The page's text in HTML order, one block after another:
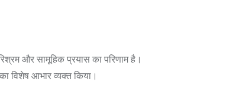
और सामूहिक प्रयास का परिणाम है।
विशेष आभार व्यक्त किया।